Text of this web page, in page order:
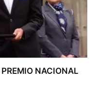
PREMIO NACIONAL